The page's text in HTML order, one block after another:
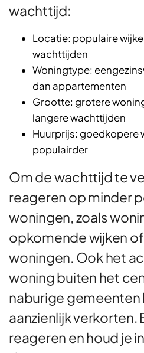
wachttijd:
Locatie: populaire
wachttijden
Woningtype:
dan appartementen
Grootte: grotere
langere wachttijden
Huurprijs: goedkopere
populairder
Om de wachttijd te
reageren op minder
woningen, zoals
opkomende wijken
woningen. Ook het
woning buiten het
naburige
aanzienlijk verkorten.
reageren en houd je